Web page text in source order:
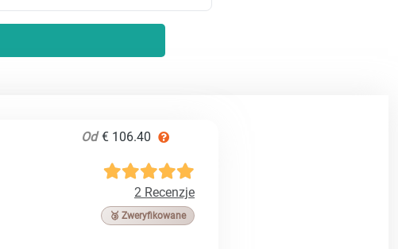
Od€ 106.40
2 Recenzje
🥉 Zweryfikowane